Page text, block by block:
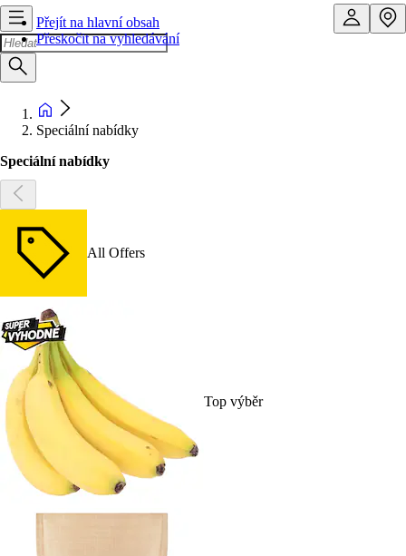
Přejít na hlavní obsah
Přeskočit na vyhledávání
Speciální nabídky
Speciální nabídky
All Offers
Top výběr